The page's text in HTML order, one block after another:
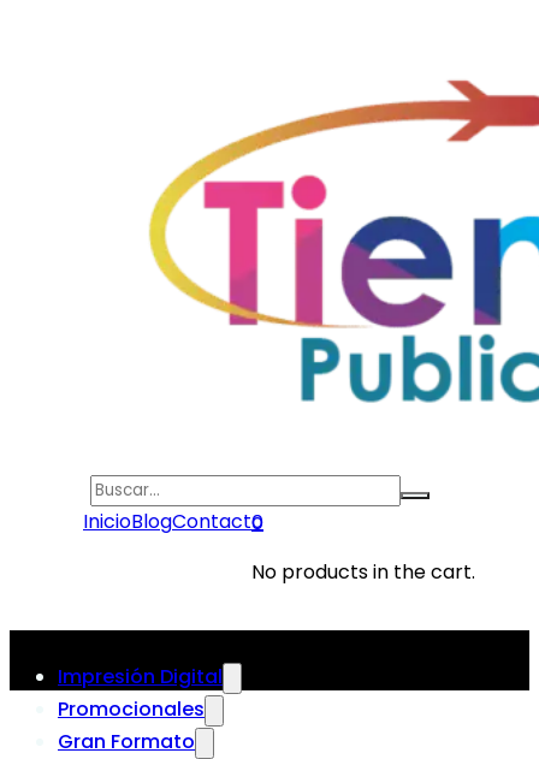
Search
InicioBlogContacto
0
No products in the cart.
Impresión Digital
Promocionales
Gran Formato